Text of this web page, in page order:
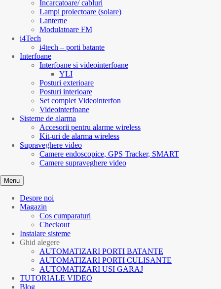
Incarcatoare/ cabluri
Lampi proiectoare (solare)
Lanterne
Modulatoare FM
i4Tech
i4tech – porti batante
Interfoane
Interfoane si videointerfoane
YLI
Posturi exterioare
Posturi interioare
Set complet Videointerfon
Videointerfoane
Sisteme de alarma
Accesorii pentru alarme wireless
Kit-uri de alarma wireless
Supraveghere video
Camere endoscopice, GPS Tracker, SMART
Camere supraveghere video
Menu
Despre noi
Magazin
Cos cumparaturi
Checkout
Instalare sisteme
Ghid alegere
AUTOMATIZARI PORTI BATANTE
AUTOMATIZARI PORTI CULISANTE
AUTOMATIZARI USI GARAJ
TUTORIALE VIDEO
Blog